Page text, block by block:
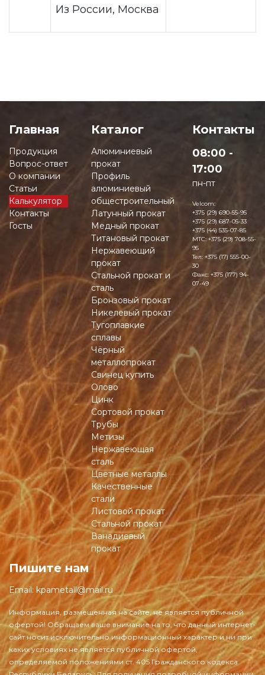
Из России, Москва
Главная
Продукция
Вопрос-ответ
О компании
Статьи
Калькулятор
Контакты
Госты
Каталог
Алюминиевый
прокат
Профиль
алюминиевый
общестроительный
Латунный прокат
Медный прокат
Титановый прокат
Нержавеющий
прокат
Стальной прокат и
сталь
Бронзовый прокат
Никелевый прокат
Тугоплавкие
сплавы
Чёрный
металлопрокат
Свинец купить
Олово
Цинк
Сортовой прокат
Трубы
Метизы
Нержавеющая
сталь
Цветные металлы
Качественные
стали
Листовой прокат
Стальной прокат
Ванадиевый
прокат
Контакты
08:00 -
17:00
пн-пт
Velcom:
+375 (29) 690-55-95
+375 (29) 687-05-33
+375 (44) 535-07-85
MTC:+375 (29) 708-55-
95
Тел: +375 (17) 555-00-
30
Факс: +375 (177) 94-
07-49
Пишите нам
Email: kpametall@mail.ru